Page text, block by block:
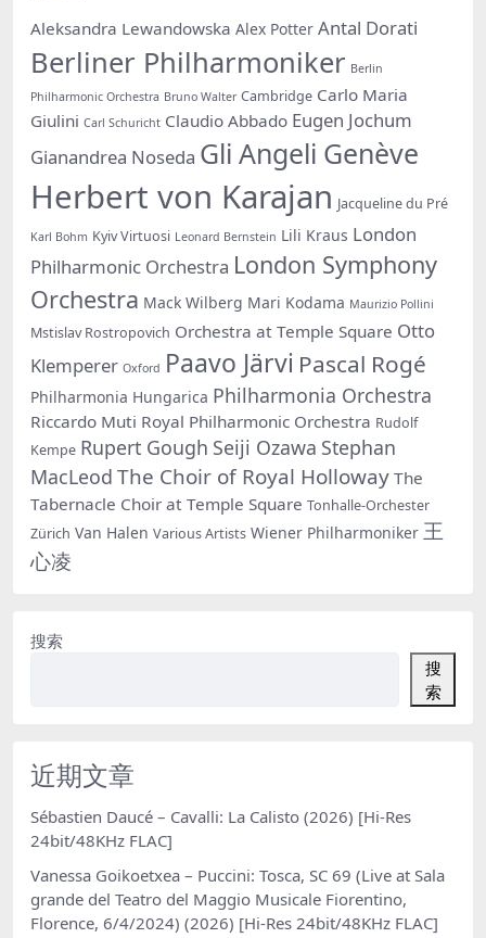
Aleksandra Lewandowska Alex Potter Antal Dorati
Berliner Philharmoniker Berlin
Philharmonic Orchestra Bruno Walter Cambridge Carlo Maria
Giulini Carl Schuricht Claudio Abbado Eugen Jochum
Gianandrea Noseda Gli Angeli Genève
Herbert von Karajan Jacqueline du Pré
Karl Bohm Kyiv Virtuosi Leonard Bernstein Lili Kraus London
Philharmonic Orchestra London Symphony
Orchestra Mack Wilberg Mari Kodama Maurizio Pollini
Mstislav Rostropovich Orchestra at Temple Square Otto
Klemperer Oxford Paavo Järvi Pascal Rogé
Philharmonia Hungarica Philharmonia Orchestra
Riccardo Muti Royal Philharmonic Orchestra Rudolf
Kempe Rupert Gough Seiji Ozawa Stephan
MacLeod The Choir of Royal Holloway The
Tabernacle Choir at Temple Square Tonhalle-Orchester
Zürich Van Halen Various Artists Wiener Philharmoniker 王
心凌
搜索
搜
索
近期文章
Sébastien Daucé – Cavalli: La Calisto (2026) [Hi-Res
24bit/48KHz FLAC]
Vanessa Goikoetxea – Puccini: Tosca, SC 69 (Live at Sala
grande del Teatro del Maggio Musicale Fiorentino,
Florence, 6/4/2024) (2026) [Hi-Res 24bit/48KHz FLAC]